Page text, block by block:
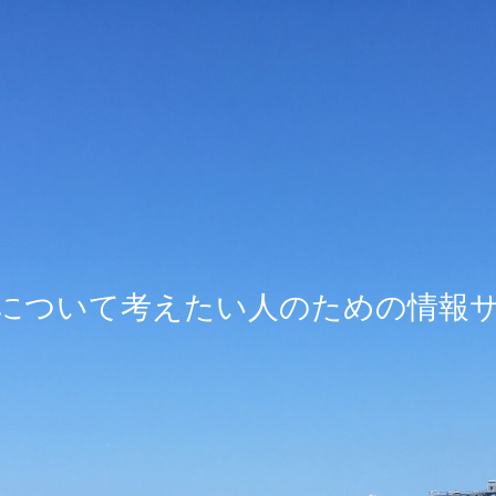
ついて考えたい人のための情報